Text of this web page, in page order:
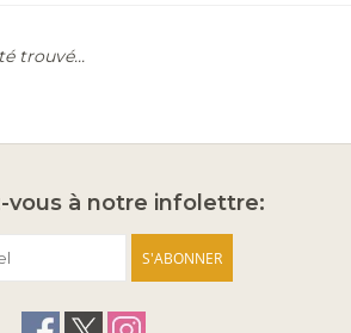
trouvé...
vous à notre infolettre:
S'ABONNER